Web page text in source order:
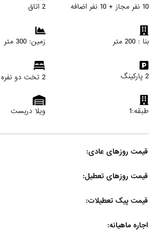
10 نفر مجاز + 10 نفر اضافه 2 اتاق
بنا : 200 متر زمین: 300 متر
2 پارکینگ 2 تخت دو نفره
طبقه:1 ویلا دربست
قیمت روزهای عادی:
قیمت روزهای تعطیل:
قیمت پیک تعطیلات:
اجاره ماهیانه: